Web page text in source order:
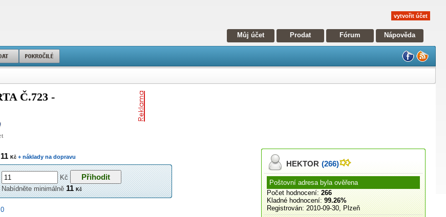
vytvořit účet
Můj účet Prodat Fórum Nápověda
Č.723 -
11Kč + náklady na dopravu
Kč
Nabídněte minimálně11Kč
0
HEKTOR (266)
Poštovní adresa byla ověřena
Počet hodnocení: 266
Kladné hodnocení: 99.26%
Registrován: 2010-09-30, Plzeň